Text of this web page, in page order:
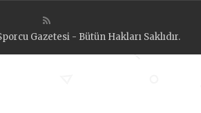
Gazetesi - Bütün Hakları Saklıdır.